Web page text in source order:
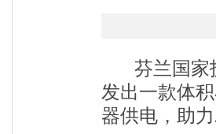
芬兰国家
发出一款体
器供电，助